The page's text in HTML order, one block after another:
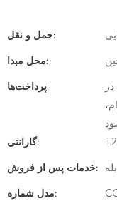
حمل و نقل:
محل مبدا:
پرداخت‌ها:
گارانتی:
خدمات پس از فروش:
بله
مدل شماره: